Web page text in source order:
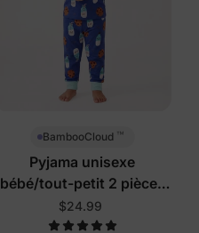
BambooCloud ™
Pyjama unisexe
bébé/tout-petit 2 pièces
Cookies & Lait
$24.99